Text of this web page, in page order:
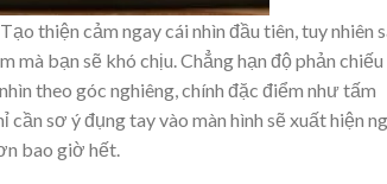
thiện cảm ngay cái nhìn đầu tiên, tuy nhiên
bạn sẽ khó chịu. Chẳng hạn độ phản chiếu
theo góc nghiêng, chính đặc điểm như tấm
sơ ý đụng tay vào màn hình sẽ xuất hiện
bao giờ hết.